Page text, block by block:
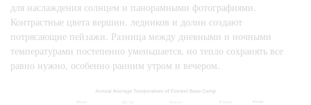
для наслаждения солнцем и панорамными фотографиями.
Контрастные цвета вершин, ледников и долин создают
потрясающие пейзажи. Разница между дневными и ночными
температурами постепенно уменьшается, но тепло сохранять все
равно нужно, особенно ранним утром и вечером.